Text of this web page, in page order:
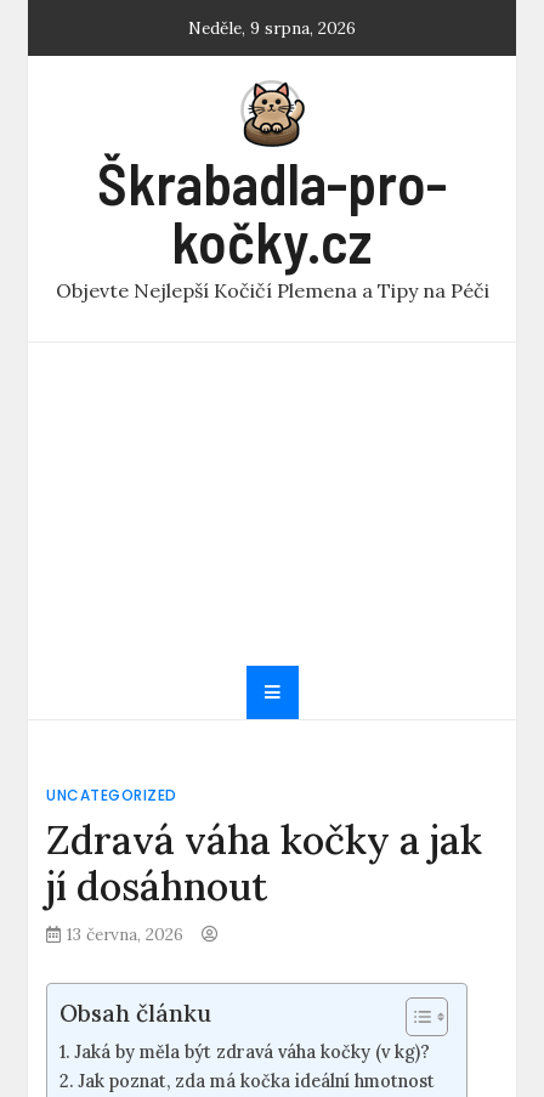
Neděle, 9 srpna, 2026
Škrabadla-pro-
kočky.cz
Objevte Nejlepší Kočičí Plemena a Tipy na Péči
UNCATEGORIZED
Zdravá váha kočky a jak
jí dosáhnout
13 června, 2026
Obsah článku
Jaká by měla být zdravá váha kočky (v kg)?
Jak poznat, zda má kočka ideální hmotnost